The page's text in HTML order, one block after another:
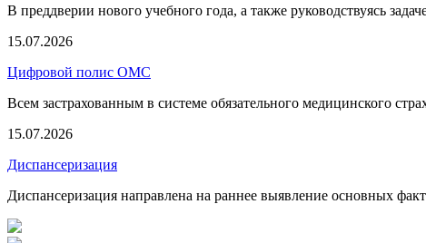
В преддверии нового учебного года, а также руководствуясь
15.07.2026
Цифровой полис ОМС
Всем застрахованным в системе обязательного медицинского
15.07.2026
Диспансеризация
Диспансеризация направлена на раннее выявление основных